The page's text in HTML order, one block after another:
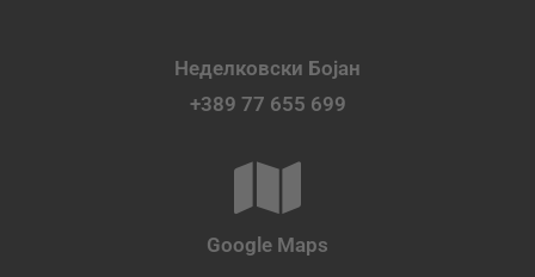
Неделковски Бојан
+389 77 655 699
Google Maps